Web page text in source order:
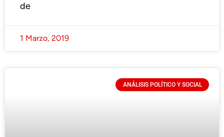
de
1 Marzo, 2019
ANÁLISIS POLÍTICO Y SOCIAL